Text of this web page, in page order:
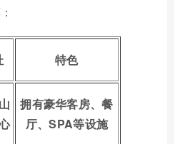
特色
拥有豪华客房、餐
厅、SPA等设施